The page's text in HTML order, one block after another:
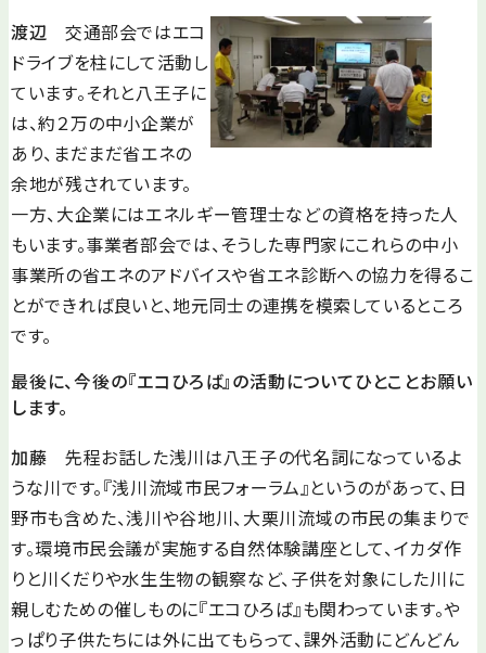
渡辺 交通部会ではエコ
ドライブを柱にして活動し
ています。それと八王子に
は、約２万の中小企業が
あり、まだまだ省エネの
余地が残されています。
一方、大企業にはエネルギー管理士などの資格を持った人
もいます。事業者部会では、そうした専門家にこれらの中小
事業所の省エネのアドバイスや省エネ診断への協力を得るこ
とができれば良いと、地元同士の連携を模索しているところ
です。
最後に、今後の『エコひろば』の活動についてひとことお願い
します。
加藤 先程お話した浅川は八王子の代名詞になっているよ
うな川です。『浅川流域市民フォーラム』というのがあって、日
野市も含めた、浅川や谷地川、大栗川流域の市民の集まりで
す。環境市民会議が実施する自然体験講座として、イカダ作
りと川くだりや水生生物の観察など、子供を対象にした川に
親しむための催しものに『エコひろば』も関わっています。や
っぱり子供たちには外に出てもらって、課外活動にどんどん